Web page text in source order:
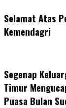
Selamat Atas
Kemendagri
Segenap
Timur
Puasa Bulan